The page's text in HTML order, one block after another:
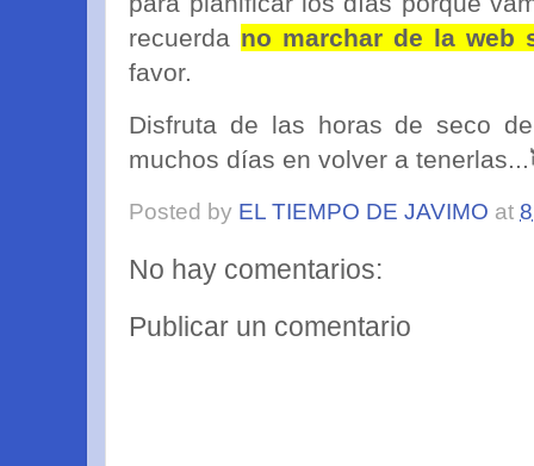
recuerda no marchar de la web
favor.
Disfruta de las horas de seco
muchos días en volver a
Posted by EL TIEMPO DE JAVIMO at
No hay comentarios:
Publicar un comentario